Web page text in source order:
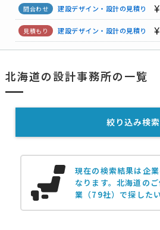
建設デザイン・設計の見積り
建設デザイン・設計の見積り
建設デザイン・設計の見積り
【確認申請の業務の依頼】
北海道の設計事務所の一覧
現在の検索結果は企
なります。北海道の
業（79社）で探した
絞り込み検索